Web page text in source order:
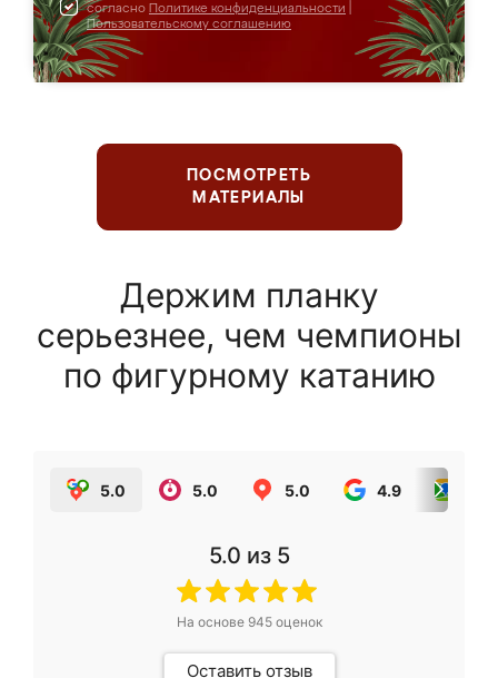
согласно Политике конфиденциальности
Пользовательскому соглашению
ПОСМОТРЕТЬ
МАТЕРИАЛЫ
Держим планку
серьезнее, чем чемпионы
по фигурному катанию
5.0 5.0 5.0 4.9
5.0 из 5
На основе 945оценок
Оставить отзыв